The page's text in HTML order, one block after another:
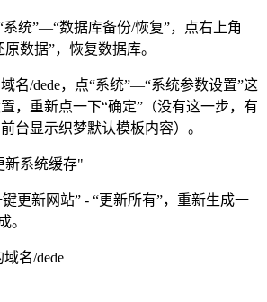
系统”—“数据库备份/恢复”，点右上角
数据”，恢复数据库。
名/dede，点“系统”—“系统参数设置”这
，重新点一下“确定”（没有这一步，有
台显示织梦默认模板内容）。
系统缓存"
键更新网站” - “更新所有”，重新生成一
。
名/dede